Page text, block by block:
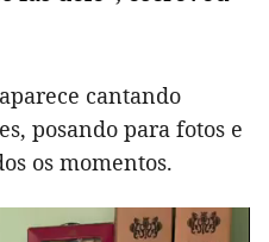
cantando
posando para fotos e
os momentos.